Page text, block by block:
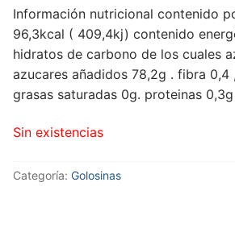
Información nutricional contenido
96,3kcal ( 409,4kj) contenido
hidratos de carbono de los cuales
azucares añadidos 78,2g . fibra 0,4
grasas saturadas 0g. proteinas 0,3g
Sin existencias
Categoría: Golosinas